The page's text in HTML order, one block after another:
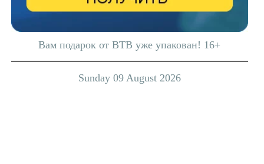
Вам подарок от ВТВ уже упакован! 16+
Sunday 09 August 2026